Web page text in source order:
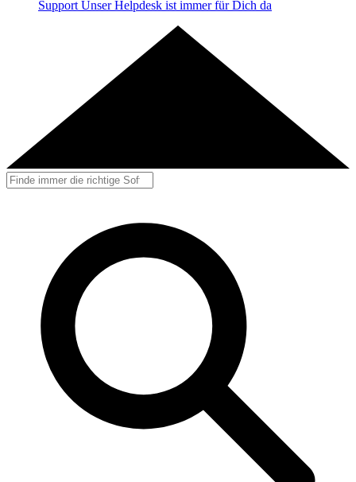
Support Unser Helpdesk ist immer für Dich da